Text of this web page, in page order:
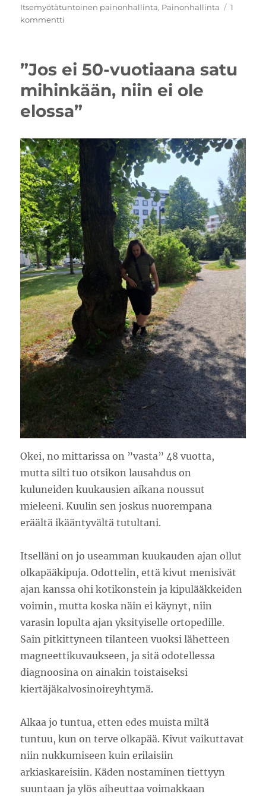
Itsemyötätuntoinen painonhallinta, Painonhallinta
1
kommentti
”Jos ei 50-vuotiaana satu
mihinkään, niin ei ole
elossa”
Okei, no mittarissa on ”vasta” 48 vuotta,
mutta silti tuo otsikon lausahdus on
kuluneiden kuukausien aikana noussut
mieleeni. Kuulin sen joskus nuorempana
eräältä ikääntyvältä tutultani.
Itselläni on jo useamman kuukauden ajan ollut
olkapääkipuja. Odottelin, että kivut menisivät
ajan kanssa ohi kotikonstein ja kipulääkkeiden
voimin, mutta koska näin ei käynyt, niin
varasin lopulta ajan yksityiselle ortopedille.
Sain pitkittyneen tilanteen vuoksi lähetteen
magneettikuvaukseen, ja sitä odotellessa
diagnoosina on ainakin toistaiseksi
kiertäjäkalvosinoireyhtymä.
Alkaa jo tuntua, etten edes muista miltä
tuntuu, kun on terve olkapää. Kivut vaikuttavat
niin nukkumiseen kuin erilaisiin
arkiaskareisiin. Käden nostaminen tiettyyn
suuntaan ja ylös aiheuttaa voimakkaan